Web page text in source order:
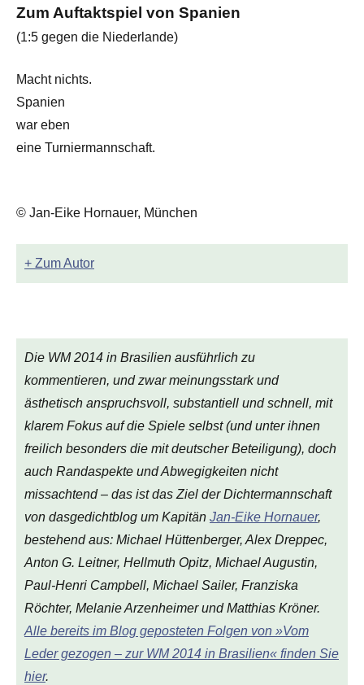
Zum Auftaktspiel von Spanien
(1:5 gegen die Niederlande)
Macht nichts.
Spanien
war eben
eine Turniermannschaft.
© Jan-Eike Hornauer, München
+ Zum Autor
Die WM 2014 in Brasilien ausführlich zu
kommentieren, und zwar meinungsstark und
ästhetisch anspruchsvoll, substantiell und schnell, mit
klarem Fokus auf die Spiele selbst (und unter ihnen
freilich besonders die mit deutscher Beteiligung), doch
auch Randaspekte und Abwegigkeiten nicht
missachtend – das ist das Ziel der Dichtermannschaft
von dasgedichtblog um Kapitän Jan-Eike Hornauer,
bestehend aus: Michael Hüttenberger, Alex Dreppec,
Anton G. Leitner, Hellmuth Opitz, Michael Augustin,
Paul-Henri Campbell, Michael Sailer, Franziska
Röchter, Melanie Arzenheimer und Matthias Kröner.
Alle bereits im Blog geposteten Folgen von »Vom
Leder gezogen – zur WM 2014 in Brasilien« finden Sie
hier.